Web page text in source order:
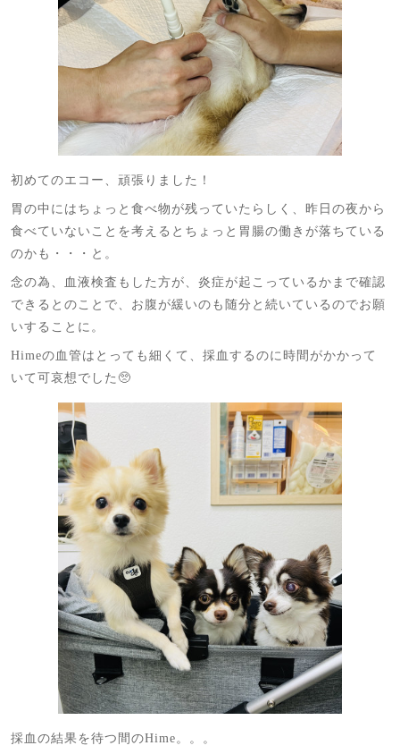
初めてのエコー、頑張りました！
胃の中にはちょっと食べ物が残っていたらしく、昨日の夜から
食べていないことを考えるとちょっと胃腸の働きが落ちている
のかも・・・と。
念の為、血液検査もした方が、炎症が起こっているかまで確認
できるとのことで、お腹が緩いのも随分と続いているのでお願
いすることに。
Himeの血管はとっても細くて、採血するのに時間がかかって
いて可哀想でした🥺
採血の結果を待つ間のHime。。。